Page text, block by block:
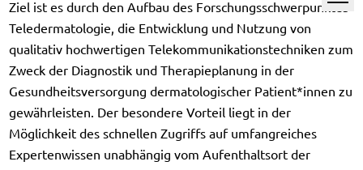
Ziel ist es durch den Aufbau des Forschungsschwerpunktes
Teledermatologie, die Entwicklung und Nutzung von
qualitativ hochwertigen Telekommunikationstechniken zum
Zweck der Diagnostik und Therapieplanung in der
Gesundheitsversorgung dermatologischer Patient*innen zu
gewährleisten. Der besondere Vorteil liegt in der
Möglichkeit des schnellen Zugriffs auf umfangreiches
Expertenwissen unabhängig vom Aufenthaltsort der